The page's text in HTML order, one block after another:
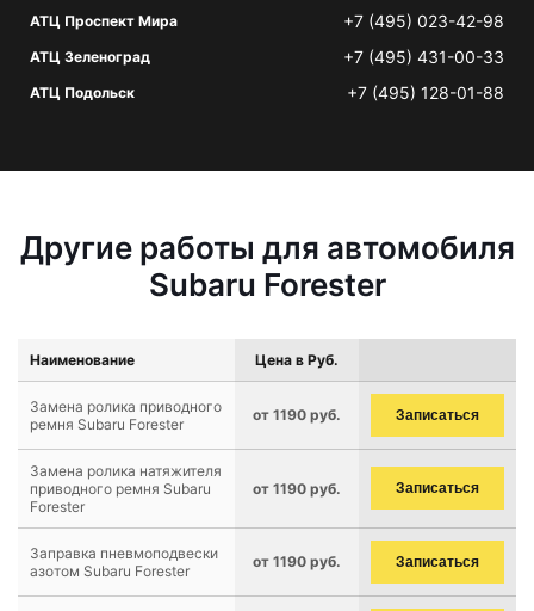
АТЦ Проспект Мира +7 (495) 023-42-98
АТЦ Зеленоград +7 (495) 431-00-33
АТЦ Подольск +7 (495) 128-01-88
Другие работы для автомобиля
Subaru Forester
Наименование Цена в Руб.
Замена ролика приводного
ремня Subaru Forester
от 1190 руб. Записаться
Замена ролика натяжителя
приводного ремня Subaru
Forester
от 1190 руб. Записаться
Заправка пневмоподвески
азотом Subaru Forester
от 1190 руб. Записаться